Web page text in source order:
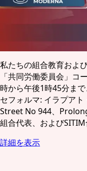
私たちの組合教育およ
「共同労働委員会」コ
時から午後1時45分ま
セフォルマ: イラプア
Street No 944、
組合代表、および
詳細を表示